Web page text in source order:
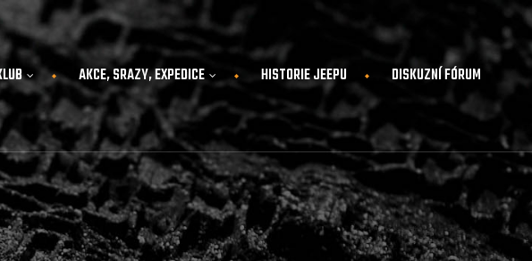
AKCE, SRAZY, EXPEDICE HISTORIE JEEPU DISKUZNÍ FÓRUM